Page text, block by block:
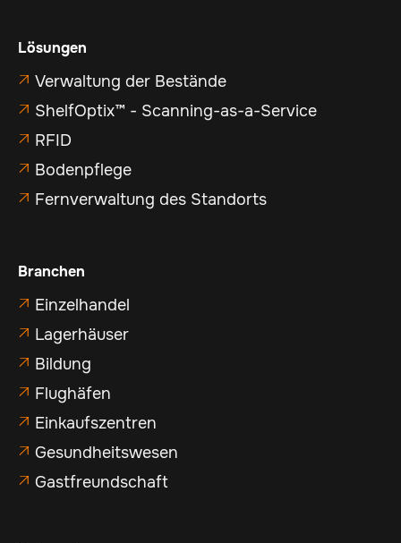
Lösungen
 Verwaltung der Bestände
 ShelfOptix™ - Scanning-as-a-Service
 RFID
 Bodenpflege
 Fernverwaltung des Standorts
Branchen
 Einzelhandel
 Lagerhäuser
 Bildung
 Flughäfen
 Einkaufszentren
 Gesundheitswesen
 Gastfreundschaft